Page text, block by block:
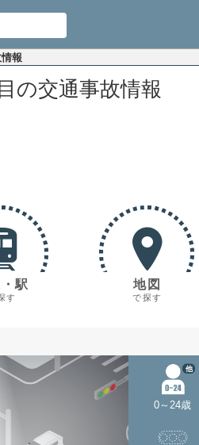
報
の交通事故情報
駅
す
地図
で探す
0～24歳
他